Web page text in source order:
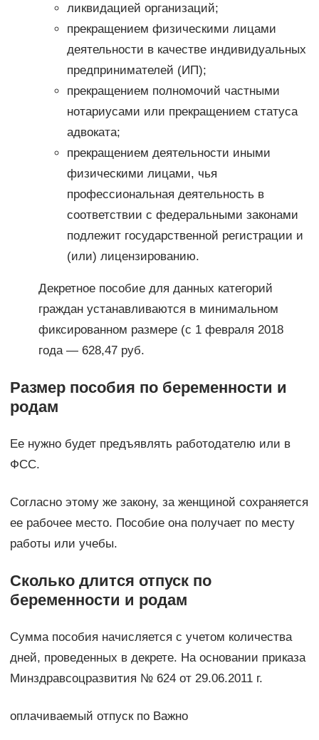
ликвидацией организаций;
прекращением физическими лицами
деятельности в качестве индивидуальных
предпринимателей (ИП);
прекращением полномочий частными
нотариусами или прекращением статуса
адвоката;
прекращением деятельности иными
физическими лицами, чья
профессиональная деятельность в
соответствии с федеральными законами
подлежит государственной регистрации и
(или) лицензированию.
Декретное пособие для данных категорий
граждан устанавливаются в минимальном
фиксированном размере (с 1 февраля 2018
года — 628,47 руб.
Размер пособия по беременности и
родам
Ее нужно будет предъявлять работодателю или в
ФСС.
Согласно этому же закону, за женщиной сохраняется
ее рабочее место. Пособие она получает по месту
работы или учебы.
Сколько длится отпуск по
беременности и родам
Сумма пособия начисляется с учетом количества
дней, проведенных в декрете. На основании приказа
Минздравсоцразвития № 624 от 29.06.2011 г.
оплачиваемый отпуск по Важно